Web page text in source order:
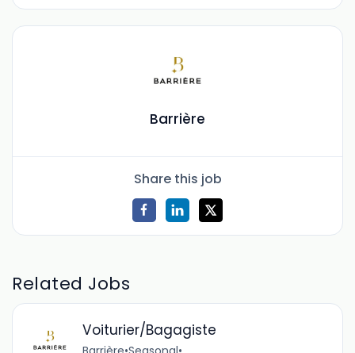
Barrière
Share this job
Related Jobs
Voiturier/Bagagiste